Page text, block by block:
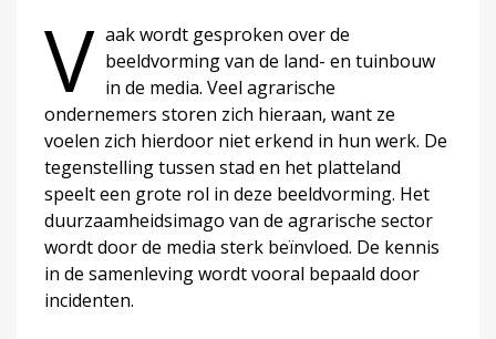
V aak wordt gesproken over de
beeldvorming van de land- en tuinbouw
in de media. Veel agrarische
ondernemers storen zich hieraan, want ze
voelen zich hierdoor niet erkend in hun werk. De
tegenstelling tussen stad en het platteland
speelt een grote rol in deze beeldvorming. Het
duurzaamheidsimago van de agrarische sector
wordt door de media sterk beïnvloed. De kennis
in de samenleving wordt vooral bepaald door
incidenten.